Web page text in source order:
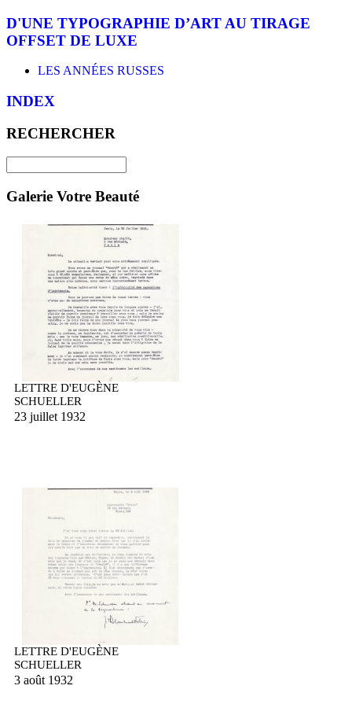
D'UNE TYPOGRAPHIE D’ART AU TIRAGE
OFFSET DE LUXE
LES ANNÉES RUSSES
INDEX
RECHERCHER
Galerie Votre Beauté
LETTRE D'EUGÈNE
SCHUELLER
23 juillet 1932
LETTRE D'EUGÈNE
SCHUELLER
3 août 1932